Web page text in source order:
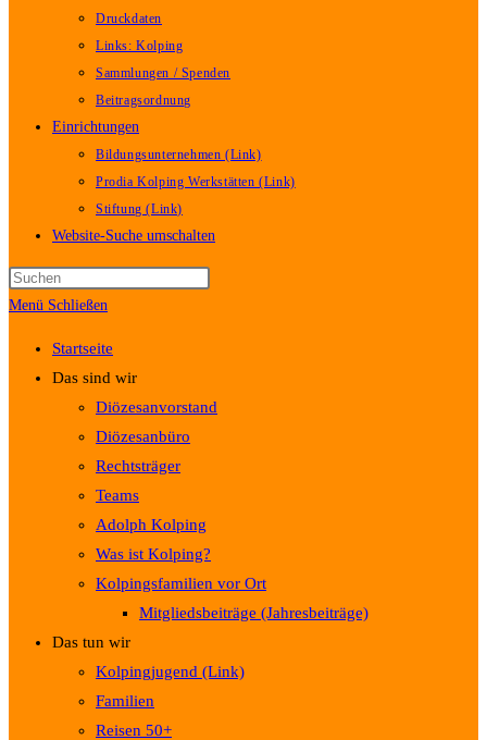
Druckdaten
Links: Kolping
Sammlungen / Spenden
Beitragsordnung
Einrichtungen
Bildungsunternehmen (Link)
Prodia Kolping Werkstätten (Link)
Stiftung (Link)
Website-Suche umschalten
Menü Schließen
Startseite
Das sind wir
Diözesanvorstand
Diözesanbüro
Rechtsträger
Teams
Adolph Kolping
Was ist Kolping?
Kolpingsfamilien vor Ort
Mitgliedsbeiträge (Jahresbeiträge)
Das tun wir
Kolpingjugend (Link)
Familien
Reisen 50+